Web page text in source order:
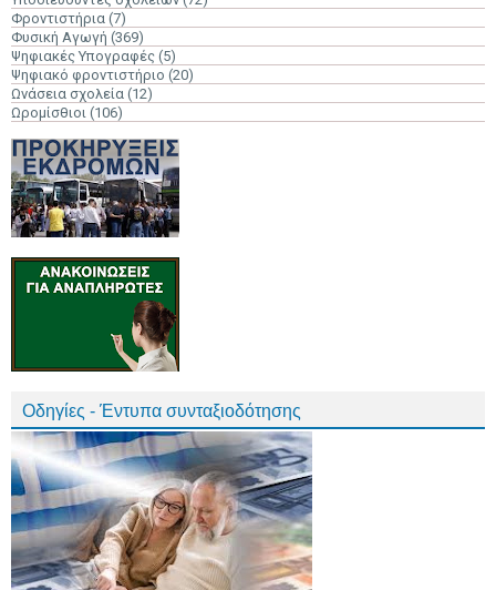
Φροντιστήρια (7)
Φυσική Αγωγή (369)
Ψηφιακές Υπογραφές (5)
Ψηφιακό φροντιστήριο (20)
Ωνάσεια σχολεία (12)
Ωρομίσθιοι (106)
Οδηγίες - Έντυπα συνταξιοδότησης